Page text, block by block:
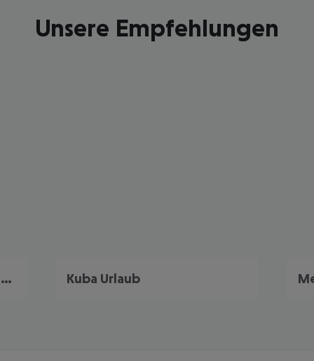
Unsere Empfehlungen
Dominikanische Republik Urlaub Kuba Urlaub